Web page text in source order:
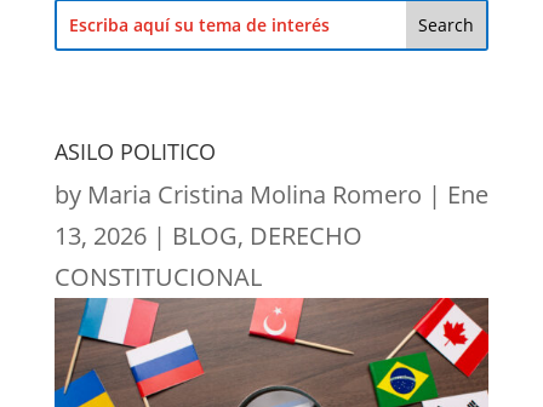
ASILO POLITICO
by Maria Cristina Molina Romero | Ene
13, 2026| BLOG, DERECHO
CONSTITUCIONAL